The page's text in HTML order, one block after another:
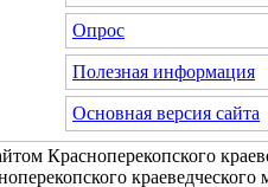
Опрос
Полезная информация
Основная версия сайта
Красноперекопского
краеведческого